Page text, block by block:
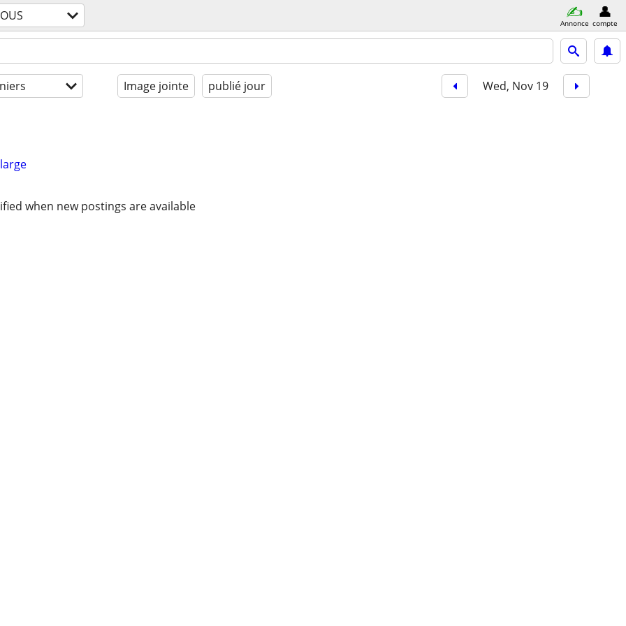
Annonce compte
Image jointe publié jour Wed, Nov 19
when new postings are available